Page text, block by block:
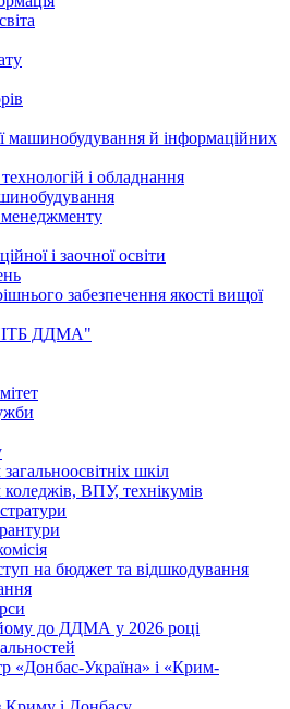
машинобудування й інформаційних
і обладнання
і заочної освіти
забезпечення якості вищої
ДДМА"
шкіл
ВПУ, технікумів
на бюджет та відшкодування
до ДДМА у 2026 році
«Донбас-Україна» і «Крим-